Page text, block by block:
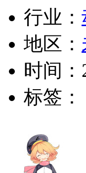
行业：
地区：
时间：
标签：